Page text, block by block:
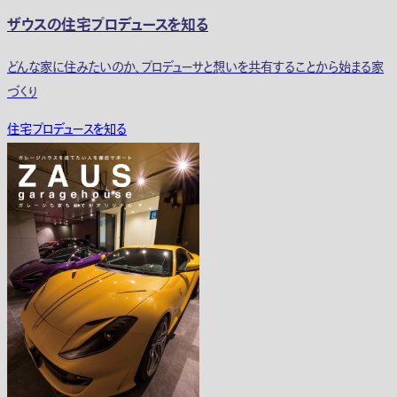
ザウスの住宅プロデュースを知る
どんな家に住みたいのか、プロデューサと想いを共有することから始まる家
づくり
住宅プロデュースを知る